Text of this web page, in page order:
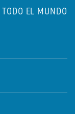
EL MUNDO